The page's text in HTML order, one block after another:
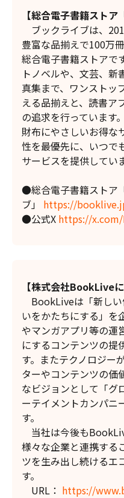
【総合電子書籍ストア
ブックライブは、
豊富な品揃えで100万
総合電子書籍ストアで
トノベルや、文芸、
真集まで、ワンストッ
える品揃えと、読書ア
の追求を行っています
財布にやさしいお得な
性を最優先に、いつで
サービスを提供してい
●総合電子書籍ストア
ブ」 https://
●公式X https://
【株式会社BookLiveに
BookLiveは「新しい
いをかたちにする」を
やマンガアプリ等の運
にするコンテンツの提
す。またテクノロジー
ターやコンテンツの価
なビジョンとして「グ
ーテイメントカンパニ
す。
当社は今後も
様々な企業と連携する
ツを生み出し続けるエ
す。
URL： https://